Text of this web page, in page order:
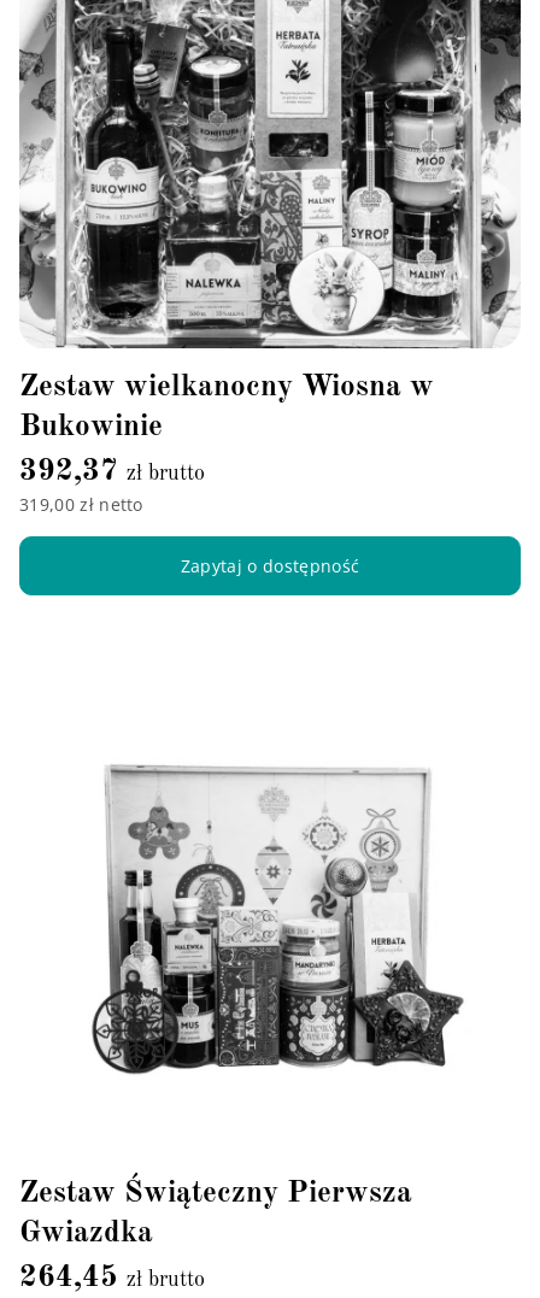
Zestaw wielkanocny Wiosna w
Bukowinie
392,37 zł brutto
319,00 zł netto
Zapytaj o dostępność
Zestaw Świąteczny Pierwsza
Gwiazdka
264,45 zł brutto